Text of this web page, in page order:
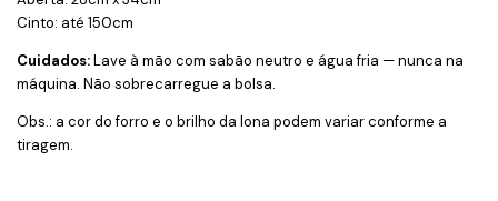
Cinto: até 150cm
Cuidados:Lave à mão com sabão neutro e água fria — nunca na
máquina. Não sobrecarregue a bolsa.
Obs.: a cor do forro e o brilho da lona podem variar conforme a
tiragem.